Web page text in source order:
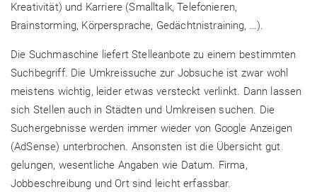
Kreativität) und Karriere (Smalltalk, Telefonieren,
Brainstorming, Körpersprache, Gedächtnistraining, …).
Die Suchmaschine liefert Stelleanbote zu einem bestimmten
Suchbegriff. Die Umkreissuche zur Jobsuche ist zwar wohl
meistens wichtig, leider etwas versteckt verlinkt. Dann lassen
sich Stellen auch in Städten und Umkreisen suchen. Die
Suchergebnisse werden immer wieder von Google Anzeigen
(AdSense) unterbrochen. Ansonsten ist die Übersicht gut
gelungen, wesentliche Angaben wie Datum. Firma,
Jobbeschreibung und Ort sind leicht erfassbar.